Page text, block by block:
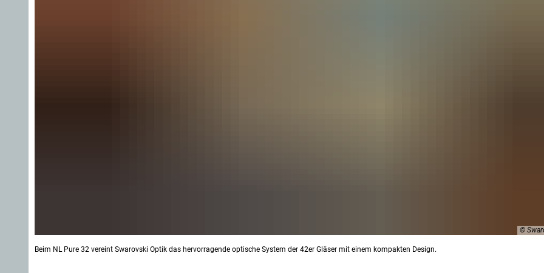
©
Beim NL Pure 32 vereint Swarovski Optik das hervorragende optische System der 42er Gläser mit einem kompakten Design.